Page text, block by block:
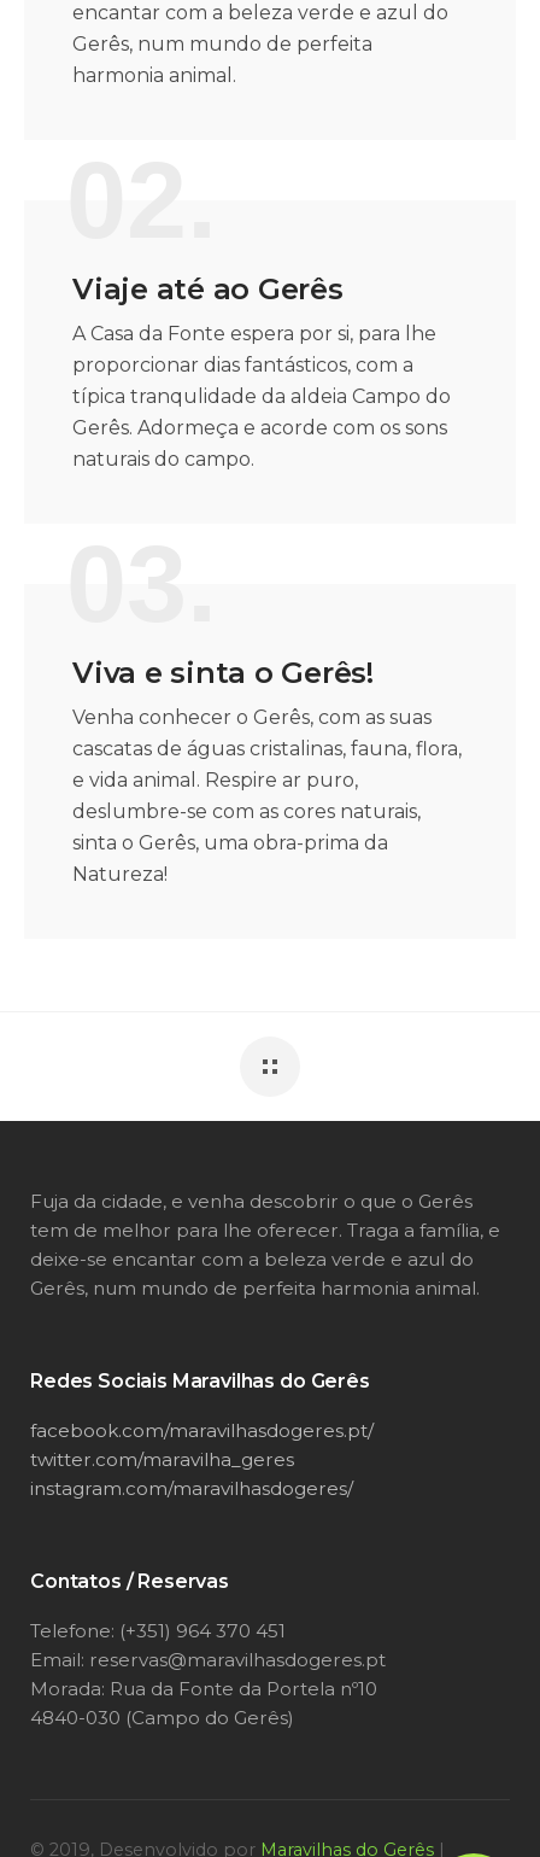
encantar com a beleza verde e azul do
Gerês, num mundo de perfeita
harmonia animal.
Viaje até ao Gerês
A Casa da Fonte espera por si, para lhe
proporcionar dias fantásticos, com a
típica tranqulidade da aldeia Campo do
Gerês. Adormeça e acorde com os sons
naturais do campo.
Viva e sinta o Gerês!
Venha conhecer o Gerês, com as suas
cascatas de águas cristalinas, fauna, flora,
e vida animal. Respire ar puro,
deslumbre-se com as cores naturais,
sinta o Gerês, uma obra-prima da
Natureza!
Fuja da cidade, e venha descobrir o que o Gerês
tem de melhor para lhe oferecer. Traga a família, e
deixe-se encantar com a beleza verde e azul do
Gerês, num mundo de perfeita harmonia animal.
Redes Sociais Maravilhas do Gerês
facebook.com/maravilhasdogeres.pt/
twitter.com/maravilha_geres
instagram.com/maravilhasdogeres/
Contatos / Reservas
Telefone: (+351) 964 370 451
Email: reservas@maravilhasdogeres.pt
Morada: Rua da Fonte da Portela nº10
4840-030 (Campo do Gerês)
© 2019, Desenvolvido por Maravilhas do Gerês |